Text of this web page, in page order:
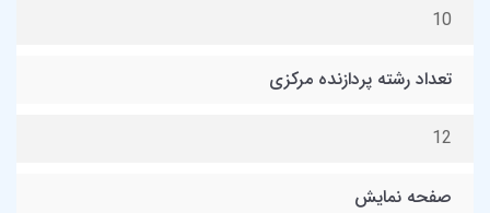
10
تعداد رشته پردازنده مرکزی
12
صفحه نمایش